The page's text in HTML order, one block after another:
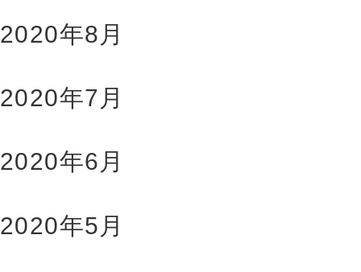
2020年8月
2020年7月
2020年6月
2020年5月